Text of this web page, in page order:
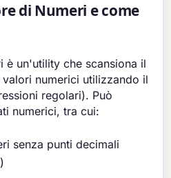
di Numeri e come
è un'utility che scansiona il
numerici utilizzando il
regolari). Può
numerici, tra cui:
senza punti decimali